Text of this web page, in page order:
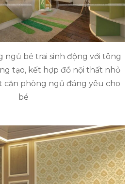
ngủ bé trai sinh động với tông
tạo, kết hợp đồ nội thất nhỏ
căn phòng ngủ đáng yêu cho
bé